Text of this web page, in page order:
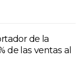
de la
de las ventas al